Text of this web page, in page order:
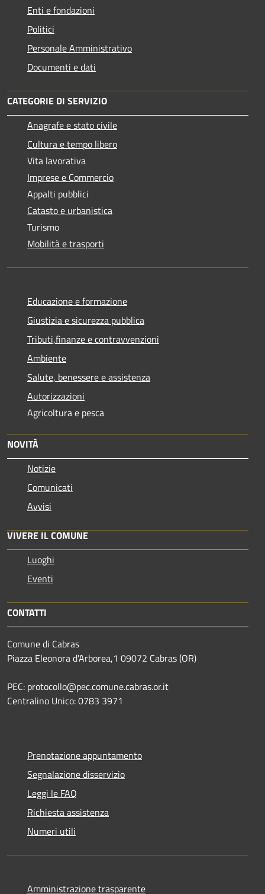
Enti e fondazioni
Politici
Personale Amministrativo
Documenti e dati
CATEGORIE DI SERVIZIO
Anagrafe e stato civile
Cultura e tempo libero
Vita lavorativa
Imprese e Commercio
Appalti pubblici
Catasto e urbanistica
Turismo
Mobilità e trasporti
Educazione e formazione
Giustizia e sicurezza pubblica
Tributi,finanze e contravvenzioni
Ambiente
Salute, benessere e assistenza
Autorizzazioni
Agricoltura e pesca
NOVITÀ
Notizie
Comunicati
Avvisi
VIVERE IL COMUNE
Luoghi
Eventi
CONTATTI
Comune di Cabras
Piazza Eleonora d'Arborea,1 09072 Cabras (OR)
PEC: protocollo@pec.comune.cabras.or.it
Centralino Unico: 0783 3971
Prenotazione appuntamento
Segnalazione disservizio
Leggi le FAQ
Richiesta assistenza
Numeri utili
Amministrazione trasparente